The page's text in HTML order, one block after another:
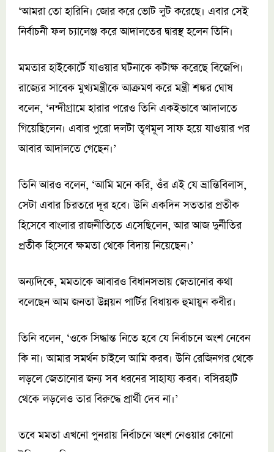
‘আমরা তো হারিনি। জোর করে ভোট লুট করেছে। এবার সেই
নির্বাচনী ফল চ্যালেঞ্জ করে আদালতের দ্বারস্থ হলেন তিনি।
মমতার হাইকোর্টে যাওয়ার ঘটনাকে কটাক্ষ করেছে বিজেপি।
রাজ্যের সাবেক মুখ্যমন্ত্রীকে আক্রমণ করে মন্ত্রী শঙ্কর ঘোষ
বলেন, ‘নন্দীগ্রামে হারার পরেও তিনি একইভাবে আদালতে
গিয়েছিলেন। এবার পুরো দলটা তৃণমূল সাফ হয়ে যাওয়ার পর
আবার আদালতে গেছেন।’
তিনি আরও বলেন, ‘আমি মনে করি, ওঁর এই যে ভ্রান্তিবিলাস,
সেটা এবার চিরতরে দূর হবে। উনি একদিন সততার প্রতীক
হিসেবে বাংলার রাজনীতিতে এসেছিলেন, আর আজ দুর্নীতির
প্রতীক হিসেবে ক্ষমতা থেকে বিদায় নিয়েছেন।’
অন্যদিকে, মমতাকে আবারও বিধানসভায় জেতানোর কথা
বলেছেন আম জনতা উন্নয়ন পার্টির বিধায়ক হুমায়ুন কবীর।
তিনি বলেন, ‘ওকে সিদ্ধান্ত নিতে হবে যে নির্বাচনে অংশ নেবেন
কি না। আমার সমর্থন চাইলে আমি করব। উনি রেজিনগর থেকে
লড়লে জেতানোর জন্য সব ধরনের সাহায্য করব। বসিরহাট
থেকে লড়লেও তার বিরুদ্ধে প্রার্থী দেব না।’
তবে মমতা এখনো পুনরায় নির্বাচনে অংশ নেওয়ার কোনো